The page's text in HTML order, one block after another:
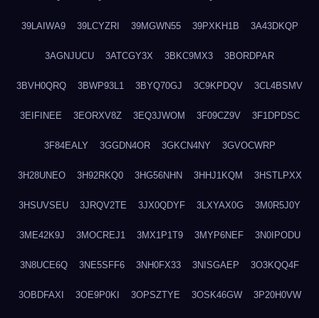
39LAIWA9 39LCYZRI 39MGWN55 39PXKH1B 3A43DKQP
3AGNJUCU 3ATCGY3X 3BKC9MX3 3BORDPAR
3BVH0QRQ 3BWP93L1 3BYQ70GJ 3C9KPDQV 3CL4BSMV
3EIFINEE 3EORXV8Z 3EQ3JWOM 3F09CZ9V 3F1DPDSC
3F84EALY 3GGDN4OR 3GKCN4NY 3GVOCWRP
3H28UNEO 3H92RKQ0 3HG56NHN 3HHJ1KQM 3HSTLPXX
3HSUVSEU 3JRQV2TE 3JX0QDYF 3LXYAX0G 3M0R5J0Y
3ME42K9J 3MOCREJ1 3MX1P1T9 3MYP6NEF 3N0IPODU
3N8UCE6Q 3NE5SFF6 3NH0FX33 3NISGAEP 3O3KQQ4F
3OBDFAXI 3OE9P0KI 3OPSZTYE 3OSK46GW 3P20H0VW